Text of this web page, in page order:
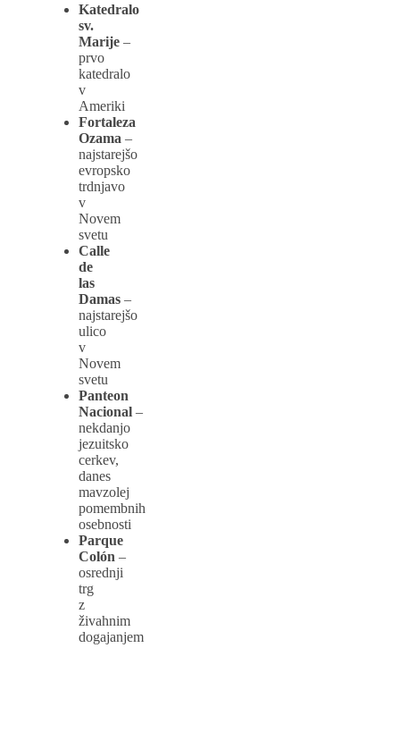
Katedralo
sv.
Marije –
prvo
katedralo
v
Ameriki
Fortaleza
Ozama –
najstarejšo
evropsko
trdnjavo
v
Novem
svetu
Calle
de
las
Damas –
najstarejšo
ulico
v
Novem
svetu
Panteon
Nacional –
nekdanjo
jezuitsko
cerkev,
danes
mavzolej
pomembnih
osebnosti
Parque
Colón –
osrednji
trg
z
živahnim
dogajanjem